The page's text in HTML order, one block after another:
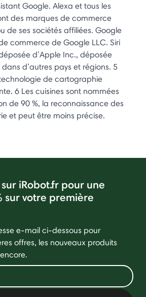
Google. Alexa et tous les
des marques de commerce
de ses sociétés affiliées. Google
commerce de Google LLC. Siri
d’Apple Inc., déposée
d’autres pays et régions. 5
de cartographie
6 Les cuisines sont nommées
de 90 %, la reconnaissance des
et peut être moins précise.
iRobot.fr pour une
sur votre première
e-mail ci-dessous pour
offres, les nouveaux produits